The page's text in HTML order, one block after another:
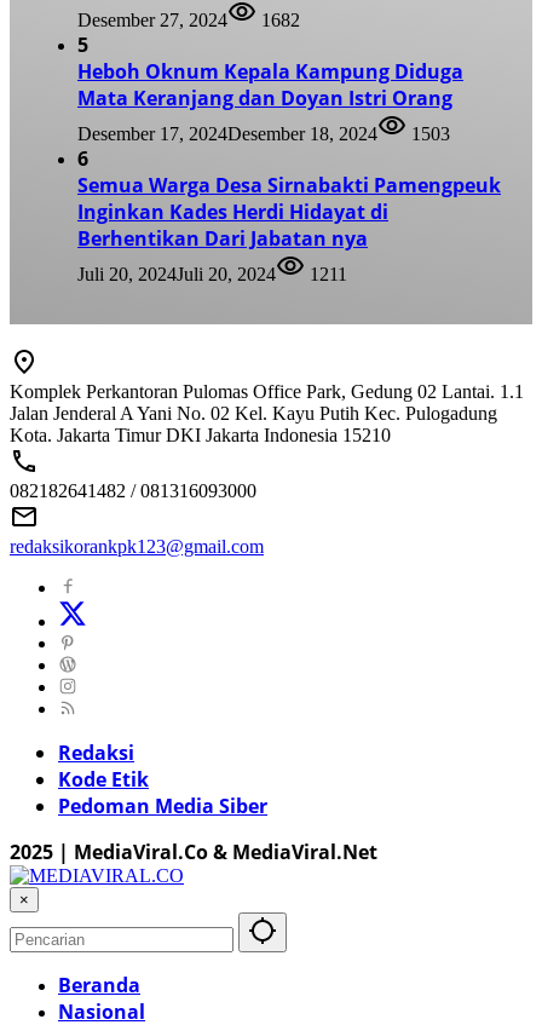
Desember 27, 2024 1682
5
Heboh Oknum Kepala Kampung Diduga
Mata Keranjang dan Doyan Istri Orang
Desember 17, 2024Desember 18, 2024 1503
6
Semua Warga Desa Sirnabakti Pamengpeuk
Inginkan Kades Herdi Hidayat di
Berhentikan Dari Jabatan nya
Juli 20, 2024Juli 20, 2024 1211
Komplek Perkantoran Pulomas Office Park, Gedung 02 Lantai. 1.1
Jalan Jenderal A Yani No. 02 Kel. Kayu Putih Kec. Pulogadung
Kota. Jakarta Timur DKI Jakarta Indonesia 15210
082182641482 / 081316093000
redaksikorankpk123@gmail.com
Redaksi
Kode Etik
Pedoman Media Siber
2025 | MediaViral.Co & MediaViral.Net
×
Beranda
Nasional